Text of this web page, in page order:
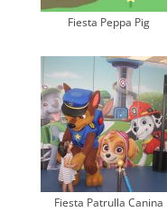
Fiesta Peppa Pig
Fiesta Patrulla Canina